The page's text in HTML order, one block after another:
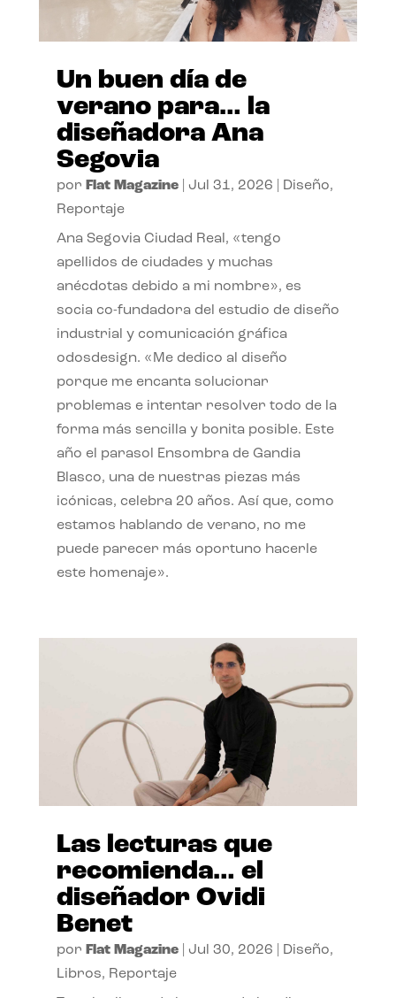
Un buen día de
verano para… la
diseñadora Ana
Segovia
por Flat Magazine| Jul 31, 2026 Diseño,
Reportaje
Ana Segovia Ciudad Real, «tengo
apellidos de ciudades y muchas
anécdotas debido a mi nombre», es
socia co-fundadora del estudio de diseño
industrial y comunicación gráfica
odosdesign. «Me dedico al diseño
porque me encanta solucionar
problemas e intentar resolver todo de la
forma más sencilla y bonita posible. Este
año el parasol Ensombra de Gandia
Blasco, una de nuestras piezas más
icónicas, celebra 20 años. Así que, como
estamos hablando de verano, no me
puede parecer más oportuno hacerle
este homenaje».
Las lecturas que
recomienda… el
diseñador Ovidi
Benet
por Flat Magazine| Jul 30, 2026 Diseño,
Libros, Reportaje